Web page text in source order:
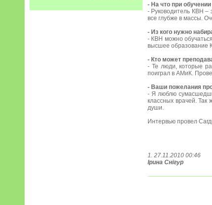
- На что при
- Руководитель КВН –
все глубже в массы.
- Из кого нужно
- КВН можно
высшее образование
- Кто может
- Те люди, которые
поиграл в АМиК.
- Ваши пожелания
- Я люблю
классных врачей.
души.
Интервью провел
1. 27.11.2010 00:46
Ірина Снігур